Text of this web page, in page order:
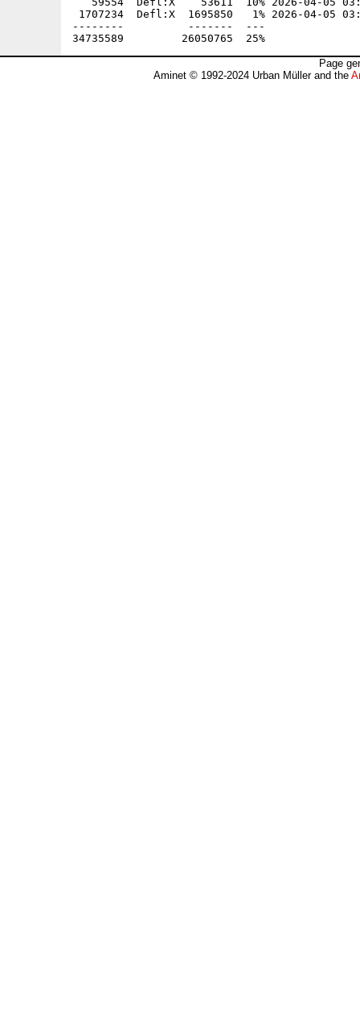
Page
Aminet © 1992-2024 Urban Müller and the